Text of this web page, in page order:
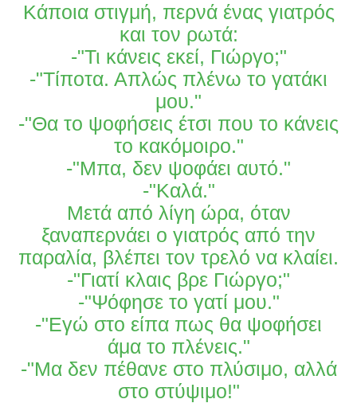
Κάποια στιγμή, περνά ένας γιατρός
και τον ρωτά:
-"Τι κάνεις εκεί, Γιώργο;"
-"Τίποτα. Απλώς πλένω το γατάκι
μου."
-"Θα το ψοφήσεις έτσι που το κάνεις
το κακόμοιρο."
-"Μπα, δεν ψοφάει αυτό."
-"Καλά."
Μετά από λίγη ώρα, όταν
ξαναπερνάει ο γιατρός από την
παραλία, βλέπει τον τρελό να κλαίει.
-"Γιατί κλαις βρε Γιώργο;"
-"Ψόφησε το γατί μου."
-"Εγώ στο είπα πως θα ψοφήσει
άμα το πλένεις."
-"Μα δεν πέθανε στο πλύσιμο, αλλά
στο στύψιμο!"